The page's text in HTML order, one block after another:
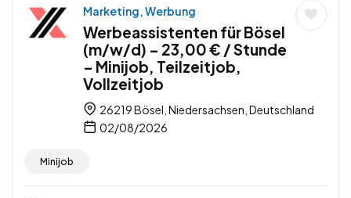
Marketing, Werbung
Werbeassistenten für Bösel
(m/w/d) – 23,00 € / Stunde
– Minijob, Teilzeitjob,
Vollzeitjob
26219 Bösel, Niedersachsen, Deutschland
02/08/2026
Minijob